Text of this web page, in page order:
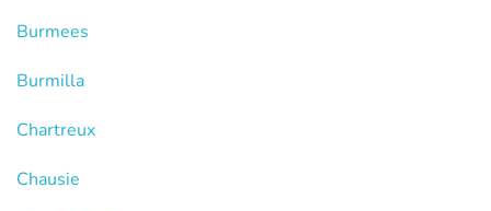
Burmees
Burmilla
Chartreux
Chausie